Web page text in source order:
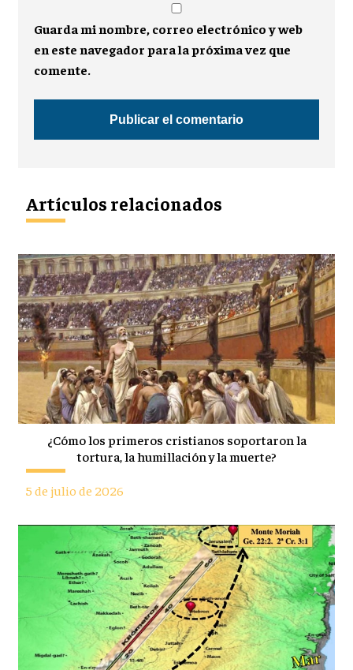
Guarda mi nombre, correo electrónico y web
en este navegador para la próxima vez que
comente.
Artículos relacionados
¿Cómo los primeros cristianos soportaron la
tortura, la humillación y la muerte?
5 de julio de 2026